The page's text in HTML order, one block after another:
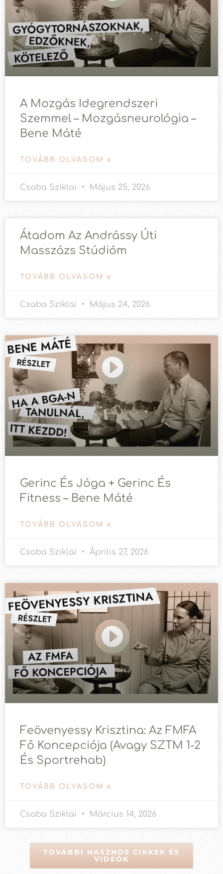
A Mozgás Idegrendszeri
Szemmel – Mozgásneurológia –
Bene Máté
TOVÁBB OLVASOM »
Csaba Sziklai Május 25, 2026
Átadom Az Andrássy Úti
Masszázs Stúdióm
TOVÁBB OLVASOM »
Csaba Sziklai Május 24, 2026
Gerinc És Jóga + Gerinc És
Fitness – Bene Máté
TOVÁBB OLVASOM »
Csaba Sziklai Április 27, 2026
Feövenyessy Krisztina: Az FMFA
Fő Koncepciója (avagy SZTM 1-2
És Sportrehab)
TOVÁBB OLVASOM »
Csaba Sziklai Március 14, 2026
TOVÁBBI HASZNOS CIKKEK ÉS
VIDEÓK